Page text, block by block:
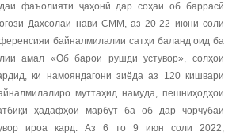
фаъолияти ҷаҳонӣ дар соҳаи об баррасӣ
Даҳсолаи нави СММ, аз 20-22 июни соли
байналмилалии сатҳи баланд оид ба
амал «Об барои рушди устувор», солҳои
ки намояндагони зиёда аз 120 кишвари
муттаҳид намуда, пешниҳодҳои
ҳадафҳои марбут ба об дар чорчӯбаи
ироа кард. Аз 6 то 9 июн соли 2022,